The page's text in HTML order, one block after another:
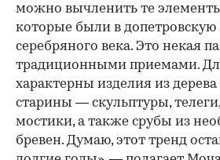
можно вычленить те элементы
которые были в допетровскую
серебряного века. Это некая
традиционными приемами.
характерны изделия из дерева
старины — скульптуры,
мостики, а также срубы из
бревен. Думаю, этот тренд